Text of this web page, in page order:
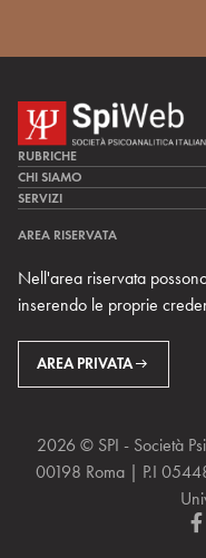
RUBRICHE
LA CURA
LA RICERCA
MULTIMEDIA
CHI SIAMO
LA SPI
TEAM DI SPIWEB
CONTATTI
RIVISTE
SERVIZI
ARCHIVIO STORICO
AREA RISERVATA
Nell'area riservata
inserendo le proprie
AREA PRIVATA
2026 © SPI - Società
00198 Roma | P.I
F